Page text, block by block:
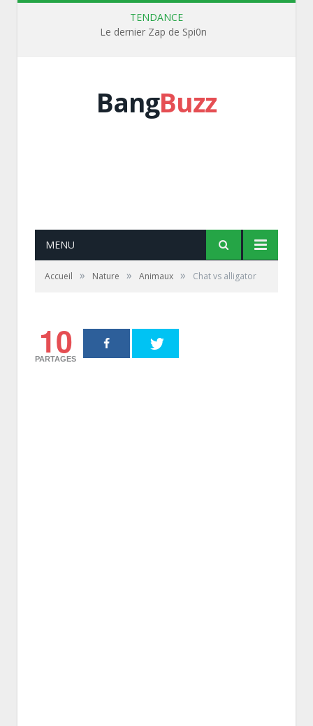
TENDANCE
Le dernier Zap de Spi0n
BangBuzz
MENU
Accueil » Nature » Animaux » Chat vs alligator
10
PARTAGES